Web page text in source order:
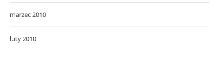
marzec 2010
luty 2010